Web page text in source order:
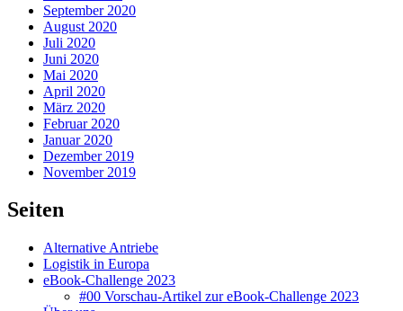
September 2020
August 2020
Juli 2020
Juni 2020
Mai 2020
April 2020
März 2020
Februar 2020
Januar 2020
Dezember 2019
November 2019
Seiten
Alternative Antriebe
Logistik in Europa
eBook-Challenge 2023
#00 Vorschau-Artikel zur eBook-Challenge 2023